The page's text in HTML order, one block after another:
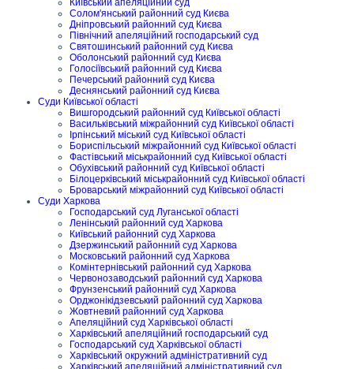
Київський апеляційний суд
Солом'янський районний суд Києва
Дніпровський районний суд Києва
Північний апеляційний господарський суд
Святошинський районний суд Києва
Оболонський районний суд Києва
Голосіївський районний суд Києва
Печерський районний суд Києва
Деснянський районний суд Києва
Суди Київської області
Вишгородський районний суд Київської області
Васильківський міжрайонний суд Київської області
Ірпінський міський суд Київської області
Бориспільський міжрайонний суд Київської області
Фастівський міськрайонний суд Київської області
Обухівський районний суд Київської області
Білоцерківський міськрайонний суд Київської області
Броварський міжрайонний суд Київської області
Суди Харкова
Господарський суд Луганської області
Ленінський районний суд Харкова
Київський районний суд Харкова
Дзержинський районний суд Харкова
Московський районний суд Харкова
Комінтернівський районний суд Харкова
Червонозаводський районний суд Харкова
Фрунзенський районний суд Харкова
Орджонікідзевський районний суд Харкова
Жовтневий районний суд Харкова
Апеляційний суд Харківської області
Харківський апеляційний господарський суд
Господарський суд Харківської області
Харківський окружний адміністративний суд
Харківський апеляційний адміністративний суд